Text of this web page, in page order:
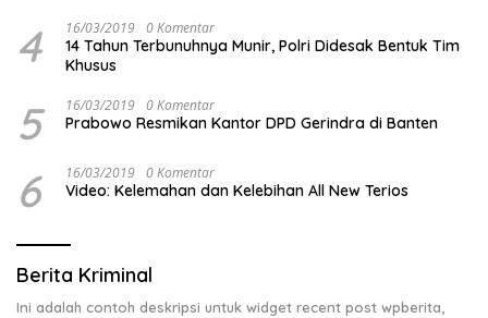
4 16/03/2019 0 Komentar
14 Tahun Terbunuhnya Munir, Polri Didesak Bentuk Tim
Khusus
5 16/03/2019 0 Komentar
Prabowo Resmikan Kantor DPD Gerindra di Banten
6 16/03/2019 0 Komentar
Video: Kelemahan dan Kelebihan All New Terios
Berita Kriminal
Ini adalah contoh deskripsi untuk widget recent post wpberita,